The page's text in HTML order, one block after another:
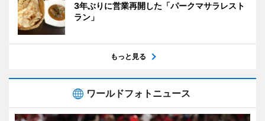
3年ぶりに営業再開した「パークマサラレスト
ラン」
もっと見る
ワールドフォトニュース